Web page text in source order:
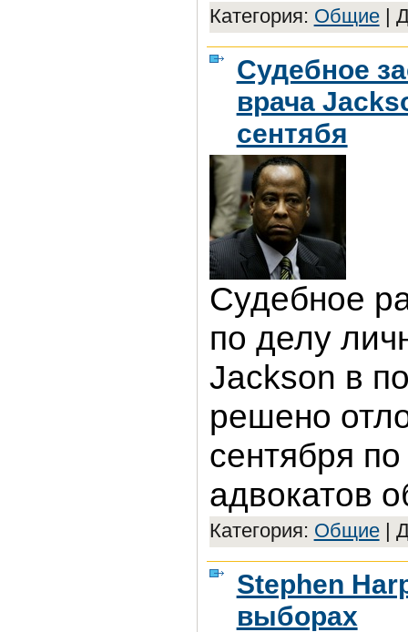
Категория: Общие|
Судебное
врача
сентябя
Судебное
по делу
Jackson в
решено
сентября
адвокатов
Категория: Общие|
Stephen
выборах